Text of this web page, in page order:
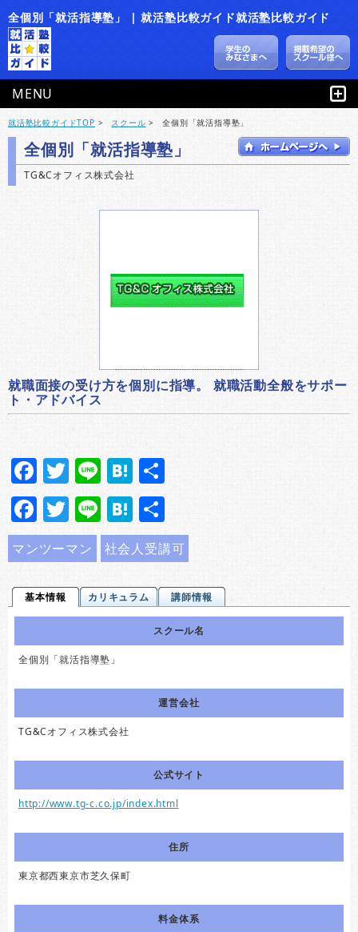
全個別「就活指導塾」 | 就活塾比較ガイド就活塾比較ガイド
MENU
就活塾比較ガイドTOP > スクール > 全個別「就活指導塾」
全個別「就活指導塾」
TG&Cオフィス株式会社
就職面接の受け方を個別に指導。 就職活動全般をサポー
ト・アドバイス
Facebook
Twitter
LineHatena
Facebook
Twitter
LineHatena
有
マンツーマン 社会人受講可
基本情報 カリキュラム 講師情報
スクール名
全個別「就活指導塾」
運営会社
TG&Cオフィス株式会社
公式サイト
http://www.tg-c.co.jp/index.html
住所
東京都西東京市芝久保町
料金体系